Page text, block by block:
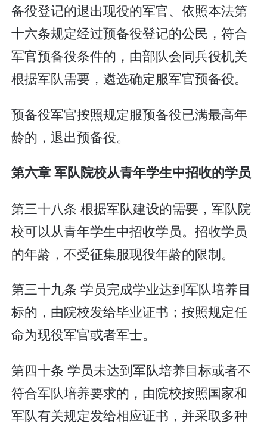
备役登记的退出现役的军官、依照本法第
十六条规定经过预备役登记的公民，符合
军官预备役条件的，由部队会同兵役机关
根据军队需要，遴选确定服军官预备役。
预备役军官按照规定服预备役已满最高年
龄的，退出预备役。
第六章 军队院校从青年学生中招收的学员
第三十八条 根据军队建设的需要，军队院
校可以从青年学生中招收学员。招收学员
的年龄，不受征集服现役年龄的限制。
第三十九条 学员完成学业达到军队培养目
标的，由院校发给毕业证书；按照规定任
命为现役军官或者军士。
第四十条 学员未达到军队培养目标或者不
符合军队培养要求的，由院校按照国家和
军队有关规定发给相应证书，并采取多种